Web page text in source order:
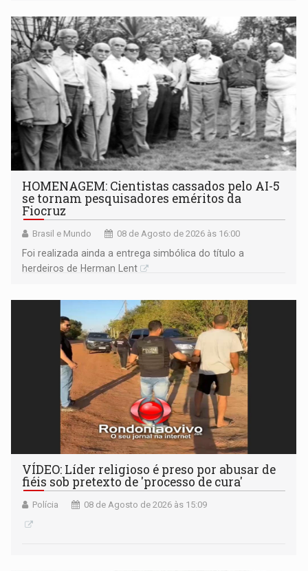
HOMENAGEM: Cientistas cassados pelo AI-5
se tornam pesquisadores eméritos da
Fiocruz
Brasil e Mundo 08 de Agosto de 2026 às 16:00
Foi realizada ainda a entrega simbólica do título a
herdeiros de Herman Lent
VÍDEO: Líder religioso é preso por abusar de
fiéis sob pretexto de 'processo de cura'
Polícia 08 de Agosto de 2026 às 15:09